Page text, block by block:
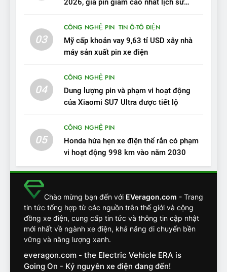
Người dùng nhận xét về
VinFast VF7: Độ hoàn thiện
đồng
12
VinFast VF7 – Mẫu xe cá
ĐÁNH GIÁ XE
Chuyên gia tiết lộ bài test
đối về an toàn trên VinFast
VF8
ĐÁNH GIÁ XE
14
VinFast VF7 đang bỏ xa
như thế nào?
ĐÁNH GIÁ XE
2026, giá pin giảm cao nhất lịch sử
03
CÔNG NGHỆ PIN TIN Ô-TÔ ĐIỆN
Mỹ cấp khoản vay 9,63 tỉ USD xây nhà
máy sản xuất pin xe điện
04
CÔNG NGHỆ PIN
Dung lượng pin và phạm vi hoạt động
của Xiaomi SU7 Ultra được tiết lộ
05
CÔNG NGHỆ PIN
Honda hứa hẹn xe điện thể rắn có phạm
vi hoạt động 998 km vào năm 2030
Chào mừng bạn đến với EVeragon.com - Trang
tin tức tổng hợp từ các nguồn trên thế giới và cộng
đồng xe điện, cung cấp tin tức và thông tin cập nhật
mới nhất về ngành xe điện, khả năng di chuyển bền
vững và năng lượng xanh.
everagon.com - the Electric Vehicle ERA is
Going On - Kỷ nguyên xe điện đang đến!